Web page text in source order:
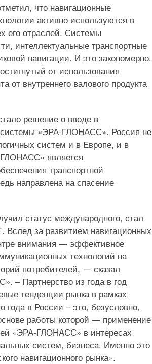
что навигационные
активно используются в
его отраслей. Системы
интеллектуальные транспортные
навигации. И это закономерно.
от использования
от внутреннего валового продукта
решение о вводе в
системы «ЭРА-ГЛОНАСС». Россия не
систем и в Европе, и в
является
транспортной
направлена на спасение
статус международного, стал
Вслед за развитием навигационных
внимания — эффективное
технологий на
потребителей, — сказал
– Партнерство из года в год
тенденции рынка в рамках
в России – это, безусловно,
работы которой — применение
«ЭРА-ГЛОНАСС» в интересах
систем, бизнеса. Именно это
навигационного рынка».